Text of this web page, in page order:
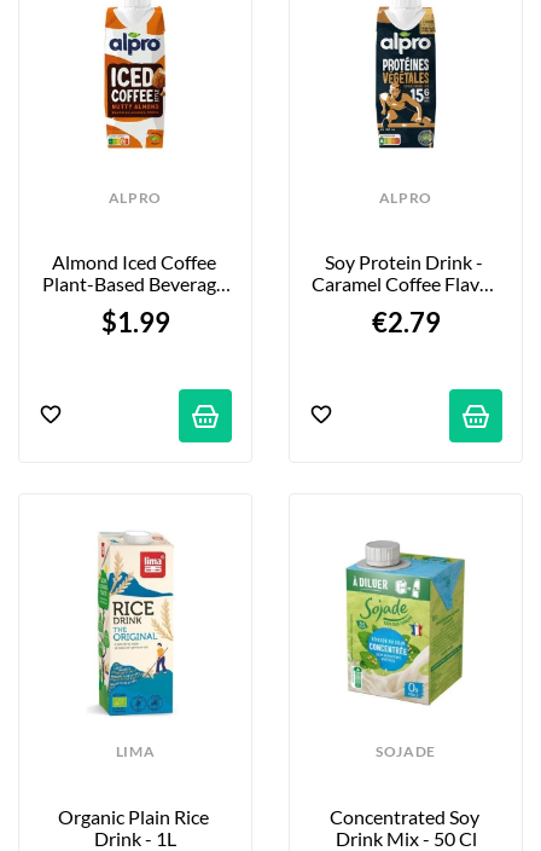
ALPRO
Almond Iced Coffee
Plant-Based Beverage
- 250ml
$1.99
ALPRO
Soy Protein Drink -
Caramel Coffee Flavor
€2.79
LIMA
Organic Plain Rice
Drink - 1L
SOJADE
Concentrated Soy
Drink Mix - 50 Cl